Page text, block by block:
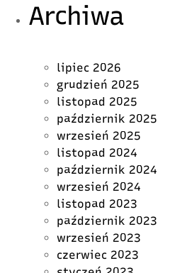
Archiwa
lipiec 2026
grudzień 2025
listopad 2025
październik 2025
wrzesień 2025
listopad 2024
październik 2024
wrzesień 2024
listopad 2023
październik 2023
wrzesień 2023
czerwiec 2023